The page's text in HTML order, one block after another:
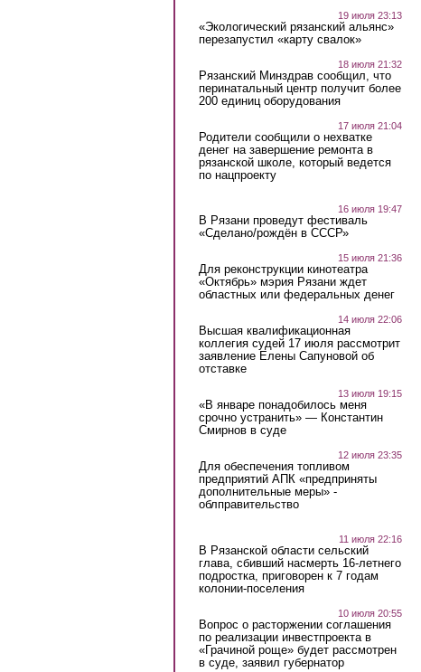
19 июля 23:13
«Экологический рязанский альянс»
перезапустил «карту свалок»
18 июля 21:32
Рязанский Минздрав сообщил, что
перинатальный центр получит более
200 единиц оборудования
17 июля 21:04
Родители сообщили о нехватке
денег на завершение ремонта в
рязанской школе, который ведется
по нацпроекту
16 июля 19:47
В Рязани проведут фестиваль
«Сделано/рождён в СССР»
15 июля 21:36
Для реконструкции кинотеатра
«Октябрь» мэрия Рязани ждет
областных или федеральных денег
14 июля 22:06
Высшая квалификационная
коллегия судей 17 июля рассмотрит
заявление Елены Сапуновой об
отставке
13 июля 19:15
«В январе понадобилось меня
срочно устранить» — Константин
Смирнов в суде
12 июля 23:35
Для обеспечения топливом
предприятий АПК «предприняты
дополнительные меры» -
облправительство
11 июля 22:16
В Рязанской области сельский
глава, сбивший насмерть 16-летнего
подростка, приговорен к 7 годам
колонии-поселения
10 июля 20:55
Вопрос о расторжении соглашения
по реализации инвестпроекта в
«Грачиной роще» будет рассмотрен
в суде, заявил губернатор